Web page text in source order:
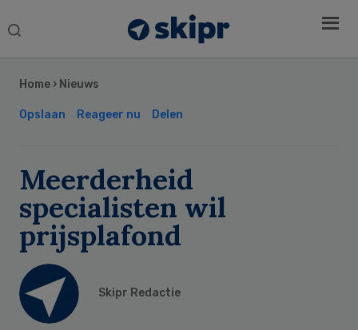
Search
Home › Nieuws
Opslaan Reageer nu Delen
Meerderheid
specialisten wil
prijsplafond
Skipr Redactie
Sidebar